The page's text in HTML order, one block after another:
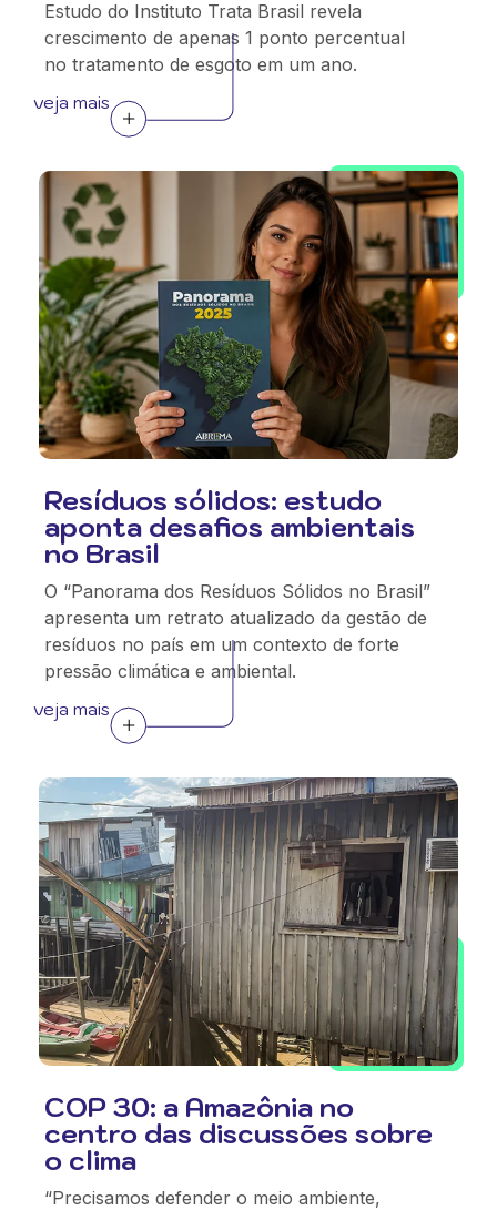
Estudo do Instituto Trata Brasil revela
crescimento de apenas 1 ponto percentual
no tratamento de esgoto em um ano.
veja mais
Resíduos sólidos: estudo
aponta desafios ambientais
no Brasil
O “Panorama dos Resíduos Sólidos no Brasil”
apresenta um retrato atualizado da gestão de
resíduos no país em um contexto de forte
pressão climática e ambiental.
veja mais
COP 30: a Amazônia no
centro das discussões sobre
o clima
“Precisamos defender o meio ambiente,